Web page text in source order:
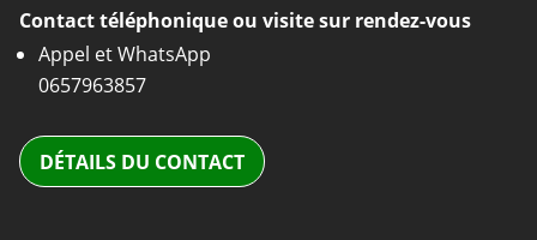
Contact téléphonique ou visite sur rendez-vous
Appel et WhatsApp
0657963857
DÉTAILS DU CONTACT